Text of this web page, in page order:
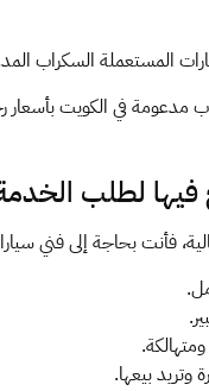
المستعملة السكراب
في الكويت بأسعار
فيها لطلب
فأنت بحاجة إلى
وتريد بيعها.